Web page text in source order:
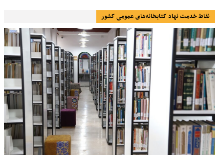
نقاط خدمت نهاد کتابخانه‌های عمومی کشور